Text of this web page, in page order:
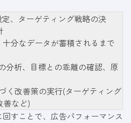
、ターゲティング戦略の決
分なデータが蓄積されるまで
分析、目標との乖離の確認、原
く改善策の実行(ターゲティング
善など)
すことで、広告パフォーマンス